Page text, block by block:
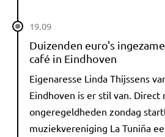
19.09
Duizenden euro's
café in Eindhoven
Eigenaresse Linda Thijssens
Eindhoven is er stil van. Direct
ongeregeldheden zondag
muziekvereniging La Tuniña